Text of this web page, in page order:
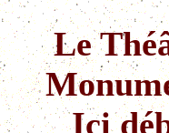
Le
Ici